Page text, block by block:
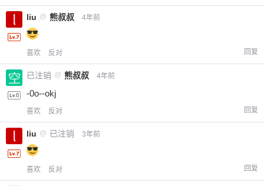
liu @ 熊叔叔 4年前
喜欢 反对 回复
已注销 @ 熊叔叔 4年前
-0o--okj
喜欢 反对 回复
liu @ 已注销 3年前
喜欢 反对 回复